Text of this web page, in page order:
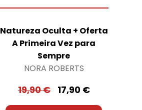
Natureza Oculta + Oferta
A Primeira Vez para
Sempre
NORA ROBERTS
19,90€ 17,90 €